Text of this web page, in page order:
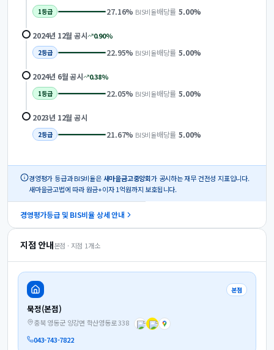
1등급 27.16% BIS비율배당률 5.00%
2024년 12월 공시 0.90%
2등급 22.95% BIS비율배당률 5.00%
2024년 6월공시 0.38%
1등급 22.05% BIS비율배당률 5.00%
2023년 12월 공시
2등급 21.67% BIS비율배당률 5.00%
경영평가 등급과 BIS비율은 새마을금고중앙회가 공시하는 재무 건전성 지표입니다.
새마을금고법에 따라 원금+이자 1억원까지 보호됩니다.
경영평가등급 및 BIS비율 상세 안내
지점 안내본점 · 지점 1개소
본점
묵정(본점)
충북 영동군 양강면 학산영동로 338
043-743-7822